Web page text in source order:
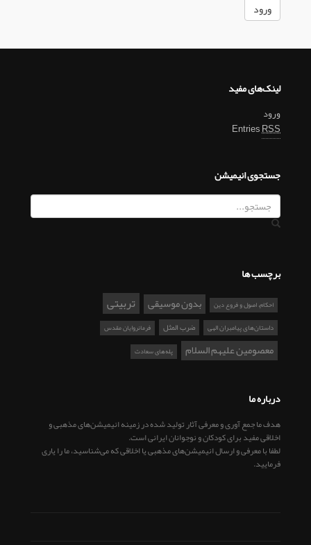
لینک‌های مفید
ورود
EntriesRSS
جستجوی انیمیشن
برچسب ها
احکام، اصول و فروع دین بدون موسیقی تربیتی
داستان‌های پیامبران الهی ضرب المثل فرمانروایان مقدس
معصومین علیهم السلام پله‌های سعادت
درباره ما
هدف ما جمع آوری و معرفی آثار تولید شده در زمینه انیمیشن‌های مذهبی و
اخلاقی مفید برای کودکان و نوجوانان ایرانی است.
لطفا با معرفی و ارسال انیمیشن‌های مذهبی یا اخلاقی که می‌شناسید، ما را یاری
فرمایید.